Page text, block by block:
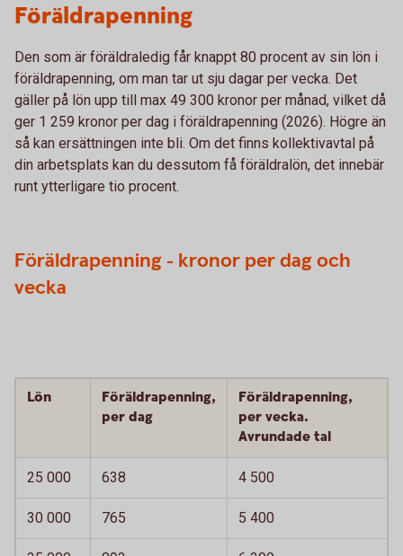
Föräldrapenning
Den som är föräldraledig får knappt 80 procent av sin lön i
föräldrapenning, om man tar ut sju dagar per vecka. Det
gäller på lön upp till max 49 300 kronor per månad, vilket då
ger 1 259 kronor per dag i föräldrapenning (2026). Högre än
så kan ersättningen inte bli. Om det finns kollektivavtal på
din arbetsplats kan du dessutom få föräldralön, det innebär
runt ytterligare tio procent.
Föräldrapenning - kronor per dag och
vecka
Lön
Föräldrapenning,
per dag
Föräldrapenning,
per vecka.
Avrundade tal
25 000 638 4 500
30 000 765 5 400